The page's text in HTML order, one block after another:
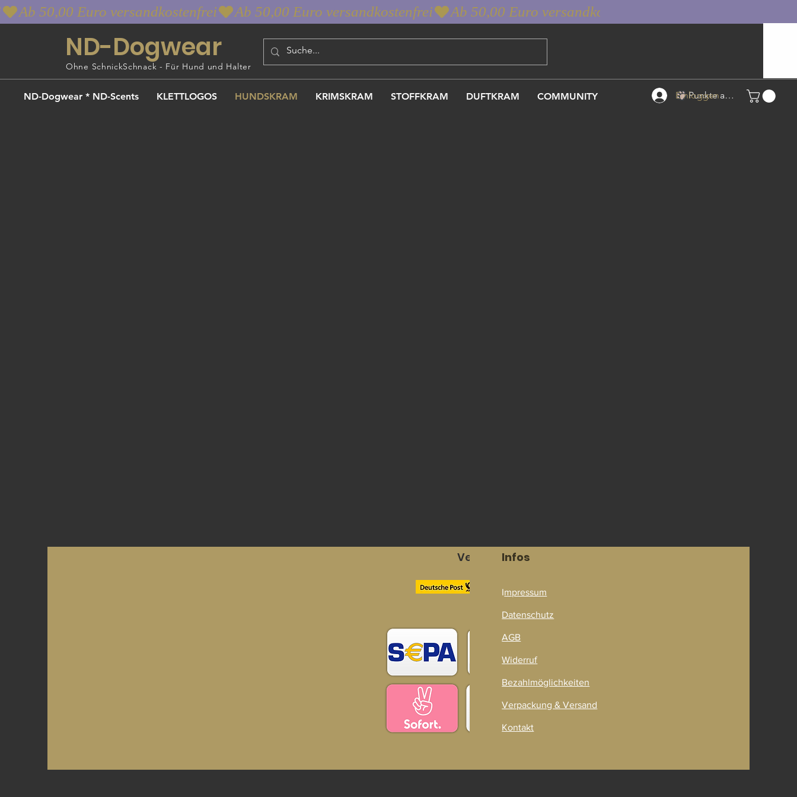
ND-Dogwear * ND-Scents KLETTLOGOS HUNDSKRAM KRIMSKRAM STOFFKRAM DUFTKRAM COMMUNITY
ND-Dogwear
Ohne SchnickSchnack - Für Hund und Halter
Einloggen Punkte ansehen
Versandpartner
Zahlarten
Infos
Impressum
Datenschutz
AGB
Widerruf
Bezahlmöglichkeiten
Verpackung & Versand
Kontakt